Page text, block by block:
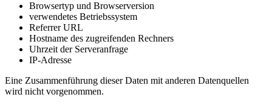
Browsertyp und Browserversion
verwendetes Betriebssystem
Referrer URL
Hostname des zugreifenden Rechners
Uhrzeit der Serveranfrage
IP-Adresse
Eine Zusammenführung dieser Daten mit anderen Datenquellen
wird nicht vorgenommen.